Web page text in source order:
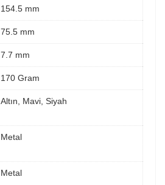
154.5 mm
75.5 mm
7.7 mm
170 Gram
Altın, Mavi, Siyah
Metal
Metal